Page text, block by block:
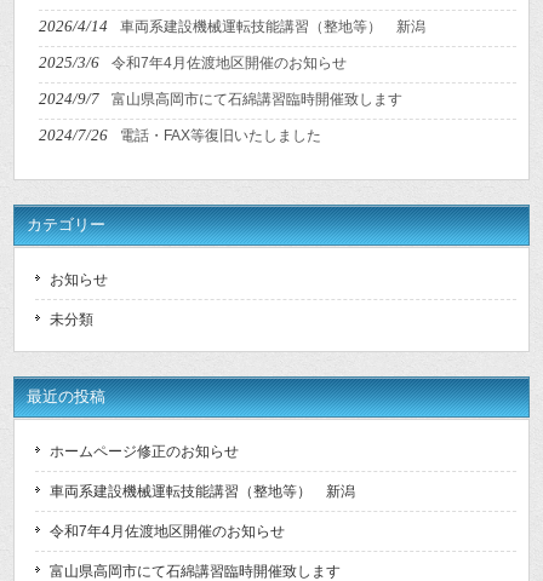
2026/4/14 車両系建設機械運転技能講習（整地等） 新潟
2025/3/6 令和7年4月佐渡地区開催のお知らせ
2024/9/7 富山県高岡市にて石綿講習臨時開催致します
2024/7/26 電話・FAX等復旧いたしました
カテゴリー
お知らせ
未分類
最近の投稿
ホームページ修正のお知らせ
車両系建設機械運転技能講習（整地等） 新潟
令和7年4月佐渡地区開催のお知らせ
富山県高岡市にて石綿講習臨時開催致します